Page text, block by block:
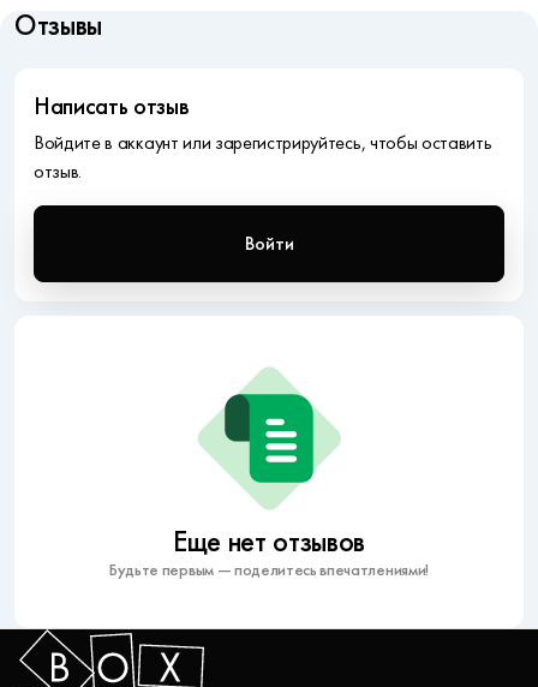
Отзывы
Еще нет отзывов
Будьте первым — поделитесь впечатлениями!
Написать отзыв
Войдите в аккаунт или зарегистрируйтесь, чтобы оставить
отзыв.
Войти